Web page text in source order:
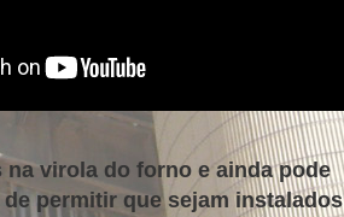
virola do forno e ainda pode
permitir que sejam instalados